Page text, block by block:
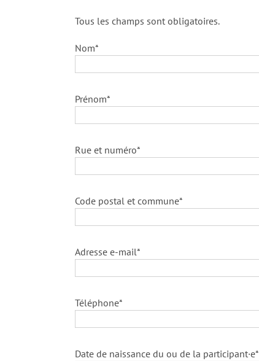
Tous les champs sont obligatoires.
Nom*
Prénom*
Rue et numéro*
Code postal et commune*
Adresse e-mail*
Téléphone*
Date de naissance du ou de la participant·e*